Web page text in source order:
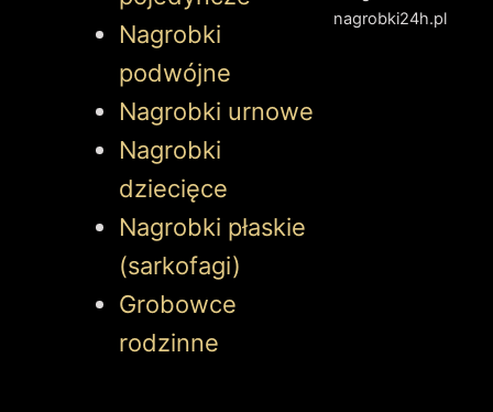
Nagrobki
podwójne
Nagrobki urnowe
Nagrobki
dziecięce
Nagrobki płaskie
(sarkofagi)
Grobowce
rodzinne